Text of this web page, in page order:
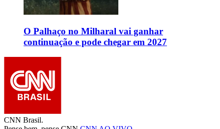
O Palhaço no Milharal vai ganhar
continuação e pode chegar em 2027
CNN Brasil.